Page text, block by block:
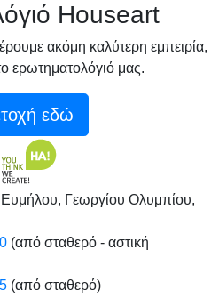
Houseart
ακόμη καλύτερη εμπειρία,
ερωτηματολόγιό μας.
εδώ
Γεωργίου Ολυμπίου,
(από σταθερό - αστική
(από σταθερό)